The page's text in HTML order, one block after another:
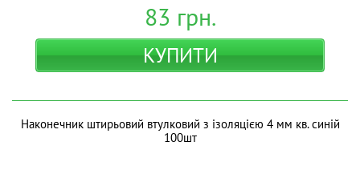
83 грн.
КУПИТИ
Наконечник штирьовий втулковий з ізоляцією 4 мм кв. синій
100шт